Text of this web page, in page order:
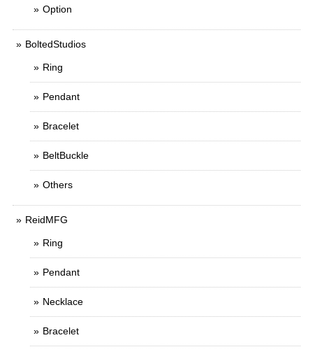
Option
BoltedStudios
Ring
Pendant
Bracelet
BeltBuckle
Others
ReidMFG
Ring
Pendant
Necklace
Bracelet